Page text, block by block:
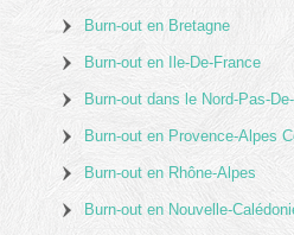
Burn-out en Bretagne
Burn-out en Ile-De-France
Burn-out dans le Nord-Pas-
Burn-out en Provence-Alpes
Burn-out en Rhône-Alpes
Burn-out en Nouvelle-